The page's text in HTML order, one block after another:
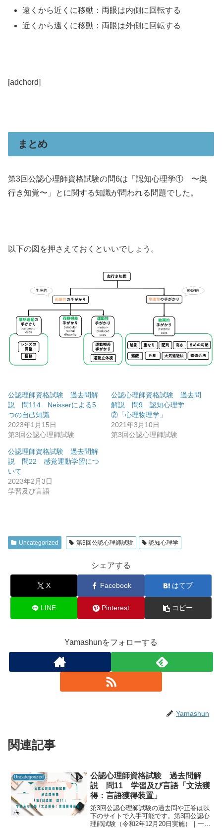
遠くから近くに移動：両眼は内側に回転する
近くから遠くに移動：両眼は外側に回転する
[adchord]
まとめ
第3回公認心理師資格試験の問6は「認知心理学① 〜奥
行き知覚〜」とに関する知識が問われる問題でした。
以下の図を押さえておくといいでしょう。
公認理師資格試験 過去問解
説 問114 Neisserによる5
つの自己知識
2023年1月15日
第3回公認心理師試験
公認心理師資格試験 過去問
解説 問9 認知心理学
②「心理物理学」
2021年3月10日
第3回公認心理師試験
公認理師資格試験 過去問解
説 問22 感覚運動学習につ
いて
2023年2月3日
学習及び言語
Uncategorized 第3回公認心理師試験 認知心理学
シェアする
X Facebook はてブ
LINE Pinterest コピー
Yamashunをフォローする
Yamashun
関連記事
Uncategorized
公認心理師資格試験 過去問解
説 問11 学習及び言語「文法獲
得：言語獲得装置」
第3回公認心理師試験の過去問や正答は以
下のサイトで入手可能です。第3回公認心
理師試験（令和2年12月20日実施）｜一般